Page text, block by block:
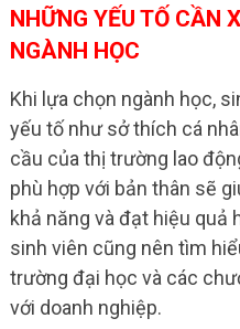
NHỮNG YẾU TỐ CẦN
NGÀNH HỌC
Khi lựa chọn ngành học,
yếu tố như sở thích cá
cầu của thị trường lao
phù hợp với bản thân sẽ
khả năng và đạt hiệu quả
sinh viên cũng nên tìm
trường đại học và các
với doanh nghiệp.